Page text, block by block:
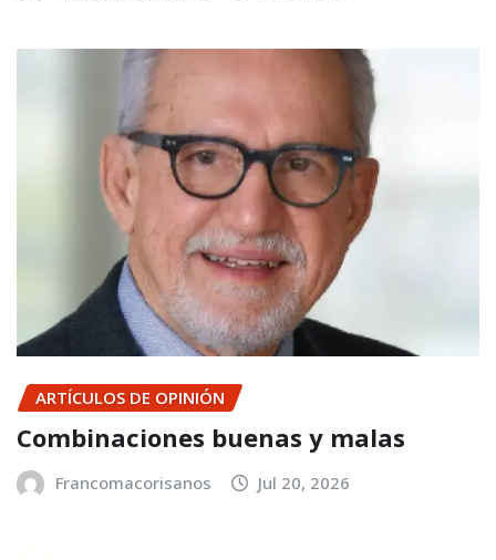
ARTÍCULOS DE OPINIÓN
Combinaciones buenas y malas
Francomacorisanos Jul 20, 2026